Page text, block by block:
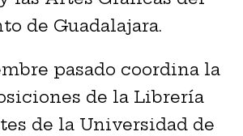
de Guadalajara.
pasado coordina la
de la Librería
de la Universidad de